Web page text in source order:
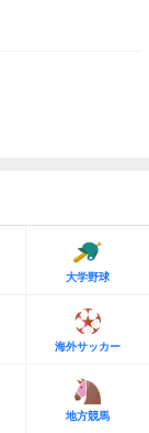
大学野球
海外サッカー
地方競馬